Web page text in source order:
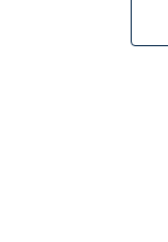
横浜十日市場・